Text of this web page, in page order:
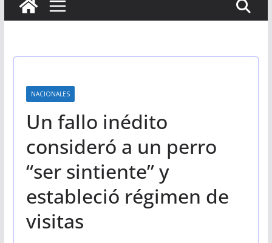
NACIONALES
Un fallo inédito
consideró a un perro
“ser sintiente” y
estableció régimen de
visitas